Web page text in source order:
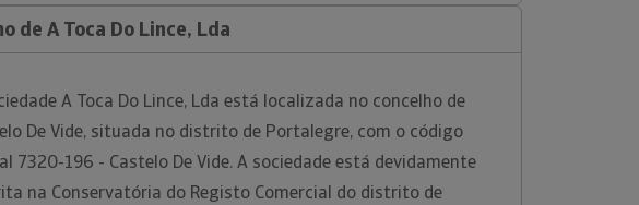
de A Toca Do Lince, Lda
A Toca Do Lince, Lda está localizada no concelho de
De Vide, situada no distrito de Portalegre, com o código
7320-196 - Castelo De Vide. A sociedade está devidamente
na Conservatória do Registo Comercial do distrito de